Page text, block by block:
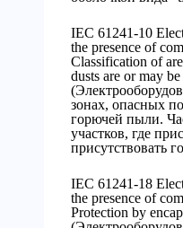
IEC 61241-10
the presence of
Classification of
dusts are or may
зонах, опасных
горючей пыли.
участков, где
присутствовать
IEC 61241-18
the presence of
Protection by